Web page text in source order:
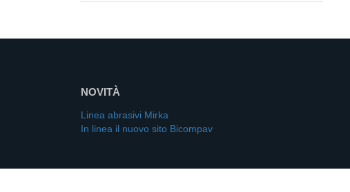
NOVITÀ
Linea abrasivi Mirka
In linea il nuovo sito Bicompav